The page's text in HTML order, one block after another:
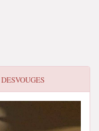
DESVOUGES